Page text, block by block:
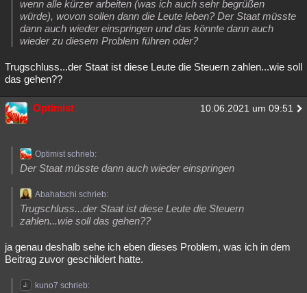
wenn alle kürzer arbeiten (was ich auch sehr begrüßen
würde), wovon sollen dann die Leute leben? Der Staat müsste
dann auch wieder einspringen und das könnte dann auch
wieder zu diesem Problem führen oder?
Trugschluss...der Staat ist diese Leute die Steuern zahlen...wie soll
das gehen??
Optimist 10.06.2021 um 09:51
Optimist schrieb:
Der Staat müsste dann auch wieder einspringen
Abahatschi schrieb:
Trugschluss...der Staat ist diese Leute die Steuern
zahlen...wie soll das gehen??
ja genau deshalb sehe ich eben dieses Problem, was ich in dem
Beitrag zuvor geschildert hatte.
kuno7 schrieb: